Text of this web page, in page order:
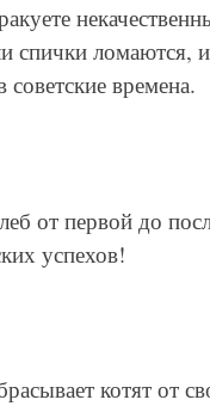
ломаются,
времена.
от первой до
успехов!
котят от